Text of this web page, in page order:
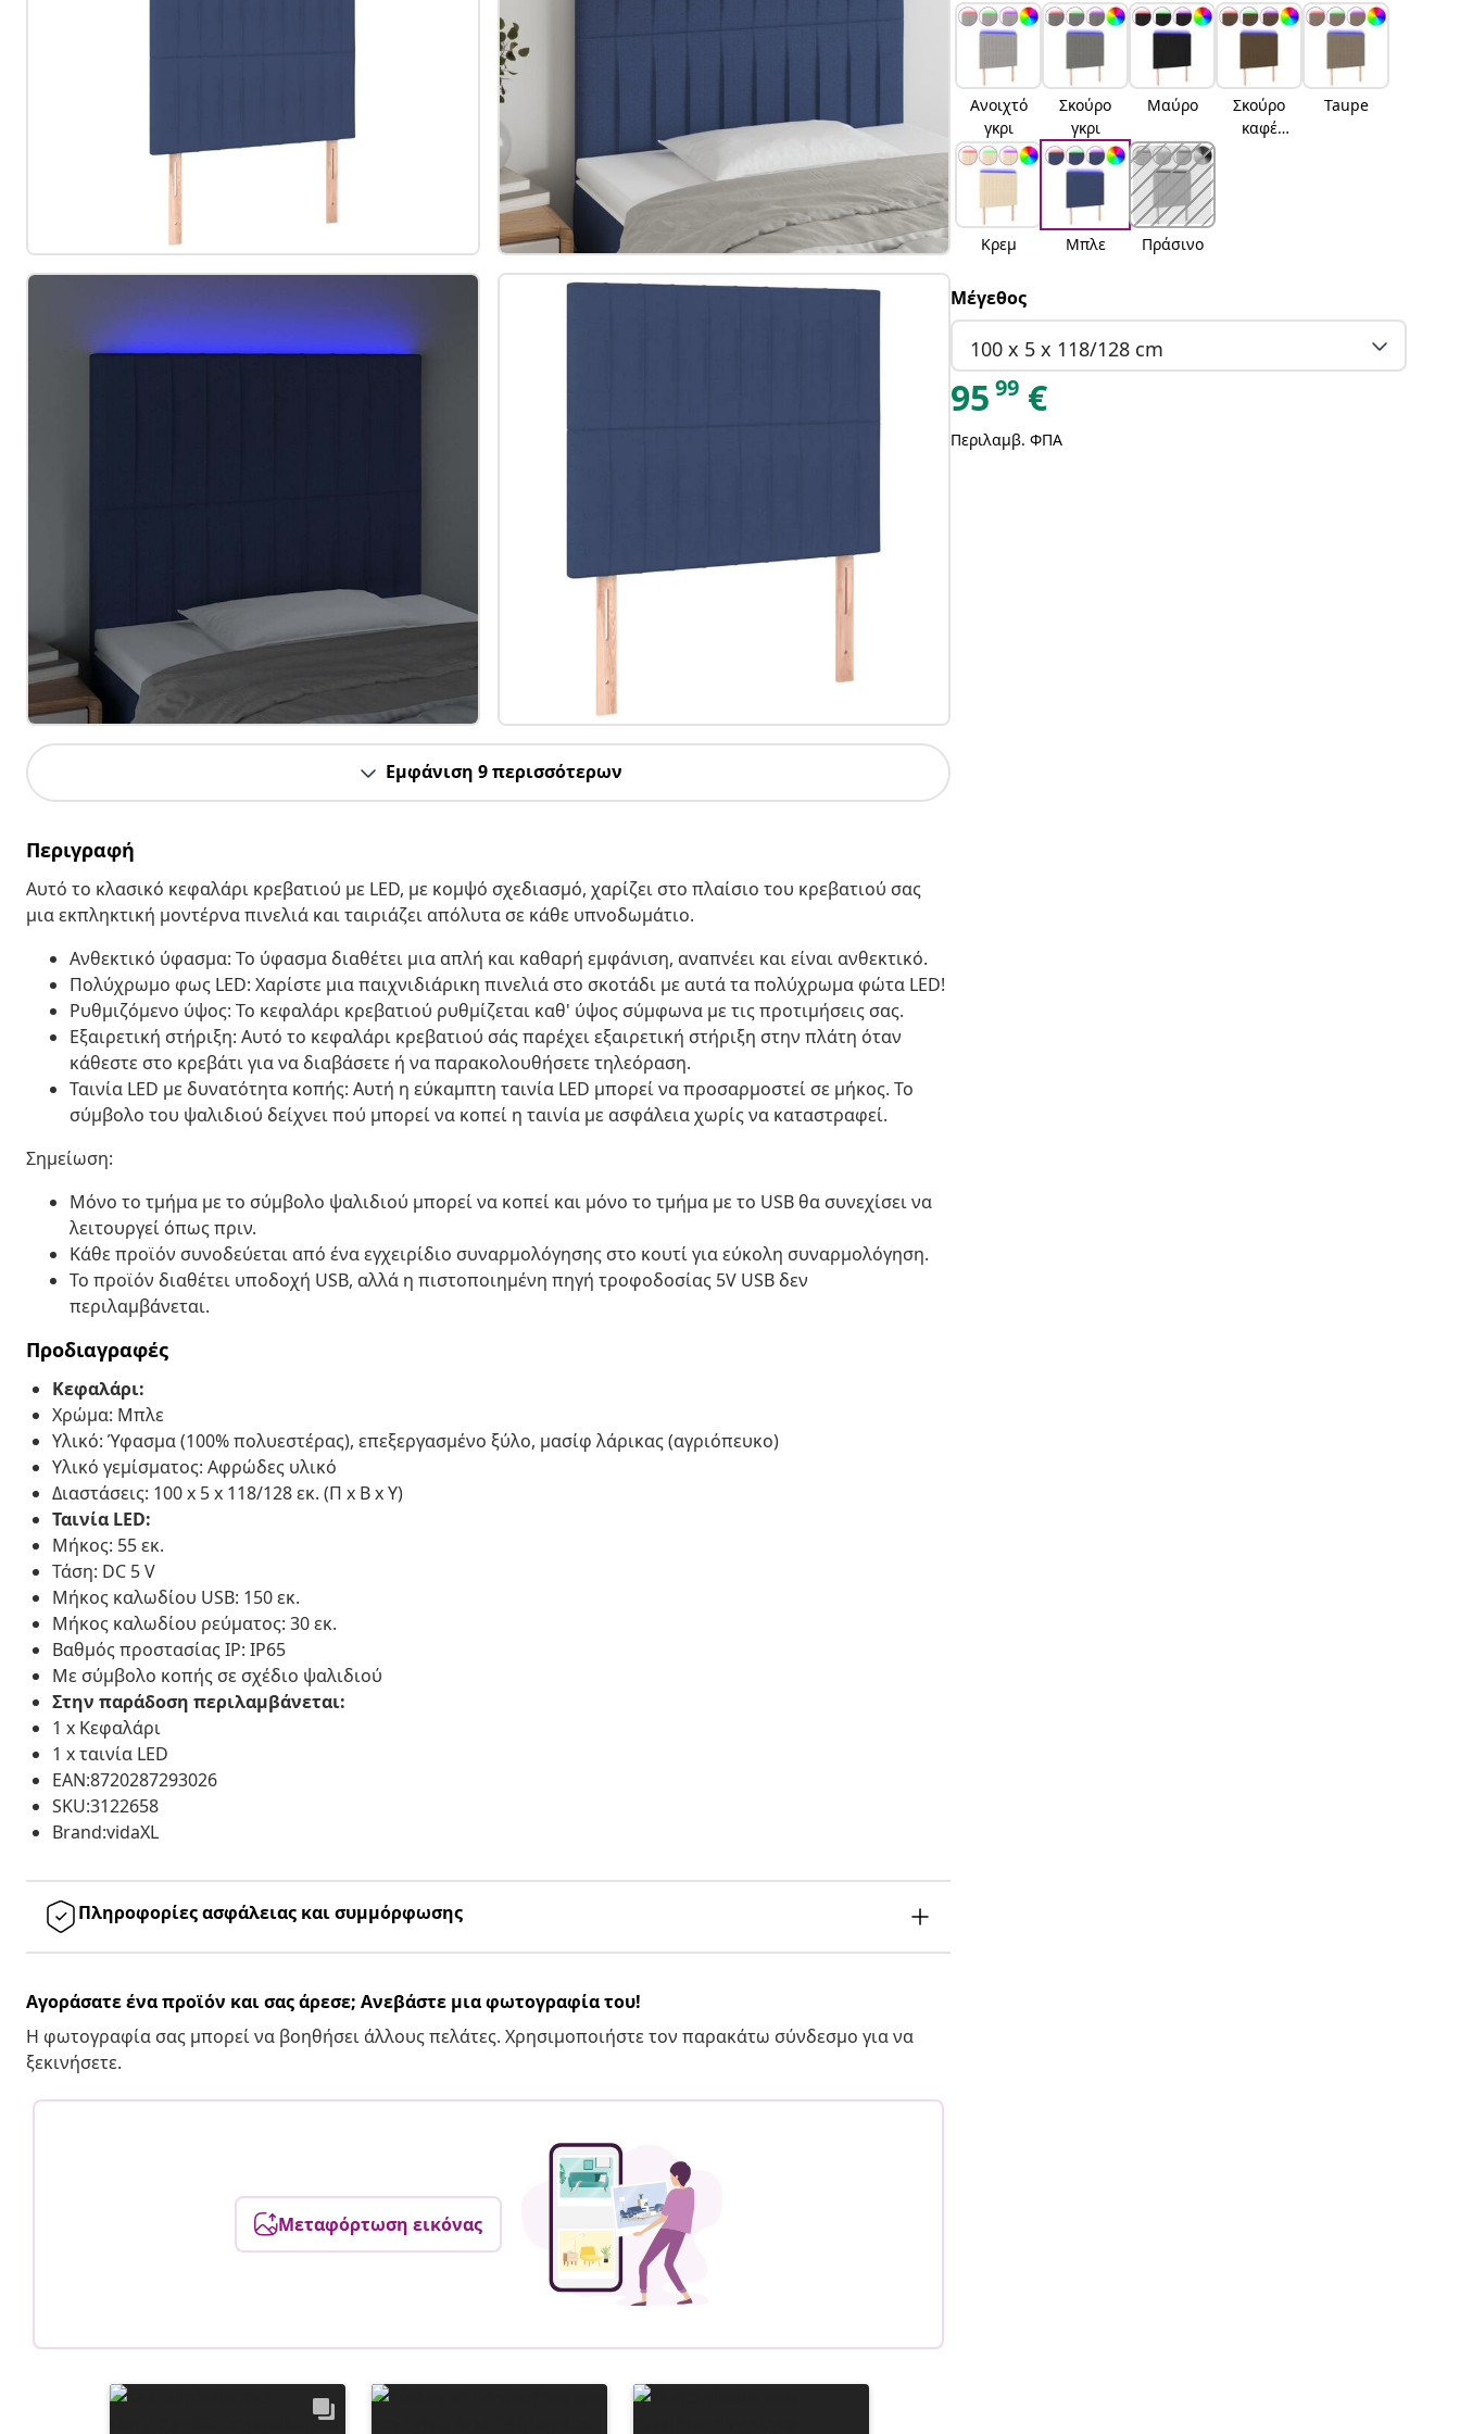
Εμφάνιση 9 περισσότερων
Περιγραφή
Αυτό το κλασικό κεφαλάρι κρεβατιού με LED, με κομψό σχεδιασμό, χαρίζει στο πλαίσιο του κρεβατιού σας
μια εκπληκτική μοντέρνα πινελιά και ταιριάζει απόλυτα σε κάθε υπνοδωμάτιο.
Ανθεκτικό ύφασμα: Το ύφασμα διαθέτει μια απλή και καθαρή εμφάνιση, αναπνέει και είναι ανθεκτικό.
Πολύχρωμο φως LED: Χαρίστε μια παιχνιδιάρικη πινελιά στο σκοτάδι με αυτά τα πολύχρωμα φώτα LED!
Ρυθμιζόμενο ύψος: Το κεφαλάρι κρεβατιού ρυθμίζεται καθ' ύψος σύμφωνα με τις προτιμήσεις σας.
Εξαιρετική στήριξη: Αυτό το κεφαλάρι κρεβατιού σάς παρέχει εξαιρετική στήριξη στην πλάτη όταν
κάθεστε στο κρεβάτι για να διαβάσετε ή να παρακολουθήσετε τηλεόραση.
Ταινία LED με δυνατότητα κοπής: Αυτή η εύκαμπτη ταινία LED μπορεί να προσαρμοστεί σε μήκος. Το
σύμβολο του ψαλιδιού δείχνει πού μπορεί να κοπεί η ταινία με ασφάλεια χωρίς να καταστραφεί.
Σημείωση:
Μόνο το τμήμα με το σύμβολο ψαλιδιού μπορεί να κοπεί και μόνο το τμήμα με το USB θα συνεχίσει να
λειτουργεί όπως πριν.
Κάθε προϊόν συνοδεύεται από ένα εγχειρίδιο συναρμολόγησης στο κουτί για εύκολη συναρμολόγηση.
Το προϊόν διαθέτει υποδοχή USB, αλλά η πιστοποιημένη πηγή τροφοδοσίας 5V USB δεν
περιλαμβάνεται.
Προδιαγραφές
Κεφαλάρι:
Χρώμα: Μπλε
Υλικό: Ύφασμα (100% πολυεστέρας), επεξεργασμένο ξύλο, μασίφ λάρικας (αγριόπευκο)
Υλικό γεμίσματος: Αφρώδες υλικό
Διαστάσεις: 100 x 5 x 118/128 εκ. (Π x Β x Υ)
Ταινία LED:
Μήκος: 55 εκ.
Τάση: DC 5 V
Μήκος καλωδίου USB: 150 εκ.
Μήκος καλωδίου ρεύματος: 30 εκ.
Βαθμός προστασίας IP: IP65
Με σύμβολο κοπής σε σχέδιο ψαλιδιού
Στην παράδοση περιλαμβάνεται:
1 x Κεφαλάρι
1 x ταινία LED
EAN:8720287293026
SKU:3122658
Brand:vidaXL
Πληροφορίες ασφάλειας και συμμόρφωσης
Αγοράσατε ένα προϊόν και σας άρεσε; Ανεβάστε μια φωτογραφία του!
Η φωτογραφία σας μπορεί να βοηθήσει άλλους πελάτες. Χρησιμοποιήστε τον παρακάτω σύνδεσμο για να
ξεκινήσετε.
Μεταφόρτωση εικόνας
Ανοιχτό
γκρι
Σκούρο
γκρι
Μαύρο
Σκούρο
καφέ
Taupe
Κρεμ Μπλε Πράσινο
Μέγεθος
100 x 5 x 118/128 cm
95 99 €
Περιλαμβ. ΦΠΑ